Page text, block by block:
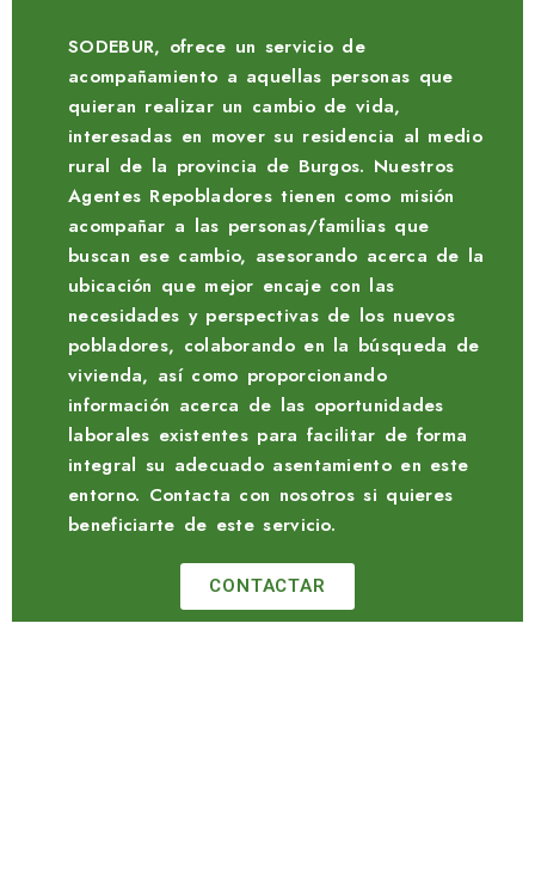
SODEBUR, ofrece un servicio de
acompañamiento a aquellas personas que
quieran realizar un cambio de vida,
interesadas en mover su residencia al medio
rural de la provincia de Burgos. Nuestros
Agentes Repobladores tienen como misión
acompañar a las personas/familias que
buscan ese cambio, asesorando acerca de la
ubicación que mejor encaje con las
necesidades y perspectivas de los nuevos
pobladores, colaborando en la búsqueda de
vivienda, así como proporcionando
información acerca de las oportunidades
laborales existentes para facilitar de forma
integral su adecuado asentamiento en este
entorno. Contacta con nosotros si quieres
beneficiarte de este servicio.
CONTACTAR